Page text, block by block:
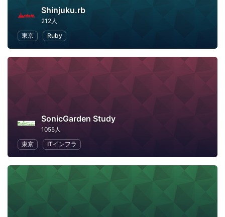
Shinjuku.rb
212人
東京
Ruby
SonicGarden Study
1055人
東京
ITインフラ